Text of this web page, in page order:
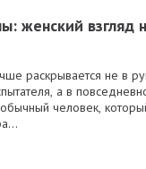
женский взгляд
раскрывается не в
а в
человек,